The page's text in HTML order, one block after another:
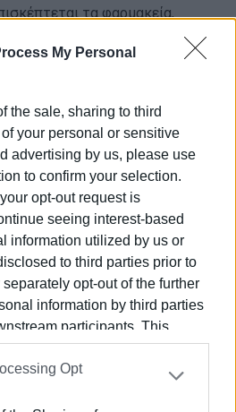
My Personal
the sale, sharing to third
your personal or sensitive
advertising by us, please use
to confirm your selection.
opt-out request is
seeing interest-based
information utilized by us or
to third parties prior to
opt-out of the further
information by third parties
participants. This
disclosed by us to third parties
Participants
that may
third parties.
Opt
τα φαρμακεία,
ηλεκτρονικά το ραντεβού
πόλης για να εμβολιαστεί κατά
και αρκετοί
για να θωρακιστούν κατά της
των μαθητών χθες στα
μετά την ανάπαυλα των εορτών,
ιδιαίτερα προβλήματα,όπως
Διευθυντής
Νήσων Πέτρος Αγγελόπουλος.
και εκπαιδευτικών
από ιώσεις και